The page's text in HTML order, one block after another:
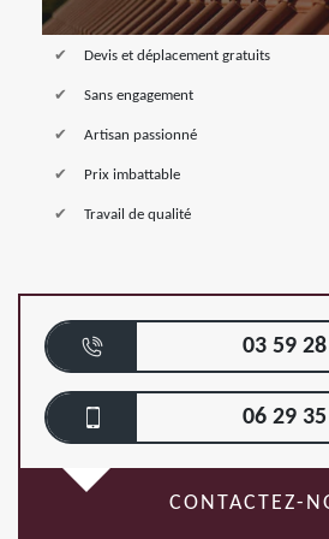
Devis et déplacement gratuits
Sans engagement
Artisan passionné
Prix imbattable
Travail de qualité
03 59
06 29
CONTACTEZ-